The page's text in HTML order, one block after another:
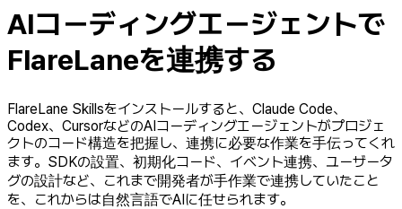
AIコーディングエージェントで
FlareLaneを連携する
FlareLane Skillsをインストールすると、Claude Code、
Codex、CursorなどのAIコーディングエージェントがプロジェ
クトのコード構造を把握し、連携に必要な作業を手伝ってくれ
ます。SDKの設置、初期化コード、イベント連携、ユーザータ
グの設計など、これまで開発者が手作業で連携していたこと
を、これからは自然言語でAIに任せられます。